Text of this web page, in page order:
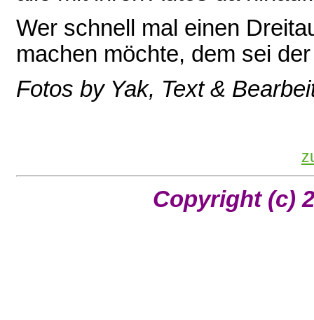
Wer schnell mal einen
machen möchte, dem sei
Fotos by Yak, Text &
Copyright (c)